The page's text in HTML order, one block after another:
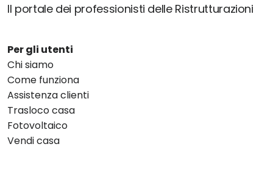
Il portale dei professionisti delle Ristrutturazioni
Per gli utenti
Chi siamo
Come funziona
Assistenza clienti
Trasloco casa
Fotovoltaico
Vendi casa